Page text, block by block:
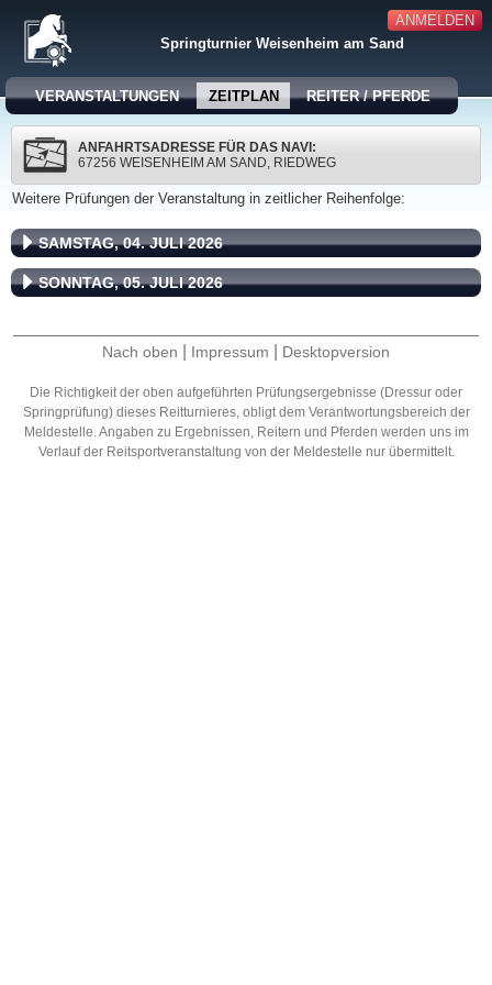
ANMELDEN
Springturnier Weisenheim am Sand
VERANSTALTUNGEN ZEITPLAN REITER / PFERDE
ANFAHRTSADRESSE FÜR DAS NAVI:
67256 WEISENHEIM AM SAND, RIEDWEG
Weitere Prüfungen der Veranstaltung in zeitlicher Reihenfolge:
SAMSTAG, 04. JULI 2026
SONNTAG, 05. JULI 2026
Nach oben Impressum Desktopversion
Die Richtigkeit der oben aufgeführten Prüfungsergebnisse (Dressur oder
Springprüfung) dieses Reitturnieres, obligt dem Verantwortungsbereich der
Meldestelle. Angaben zu Ergebnissen, Reitern und Pferden werden uns im
Verlauf der Reitsportveranstaltung von der Meldestelle nur übermittelt.